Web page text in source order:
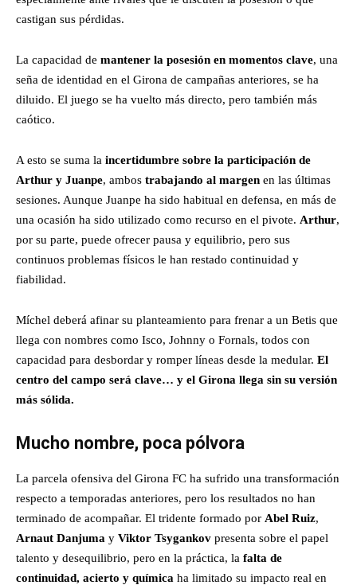
castigan sus pérdidas.
La capacidad de mantener la posesión en momentos clave, una
seña de identidad en el Girona de campañas anteriores, se ha
diluido. El juego se ha vuelto más directo, pero también más
caótico.
A esto se suma la incertidumbre sobre la participación de
Arthur y Juanpe, ambos trabajando al margen en las últimas
sesiones. Aunque Juanpe ha sido habitual en defensa, en más de
una ocasión ha sido utilizado como recurso en el pivote. Arthur,
por su parte, puede ofrecer pausa y equilibrio, pero sus
continuos problemas físicos le han restado continuidad y
fiabilidad.
Míchel deberá afinar su planteamiento para frenar a un Betis que
llega con nombres como Isco, Johnny o Fornals, todos con
capacidad para desbordar y romper líneas desde la medular. El
centro del campo será clave… y el Girona llega sin su versión
más sólida.
Mucho nombre, poca pólvora
La parcela ofensiva del Girona FC ha sufrido una transformación
respecto a temporadas anteriores, pero los resultados no han
terminado de acompañar. El tridente formado por Abel Ruiz,
Arnaut Danjuma y Viktor Tsygankov presenta sobre el papel
talento y desequilibrio, pero en la práctica, la falta de
continuidad, acierto y química ha limitado su impacto real en